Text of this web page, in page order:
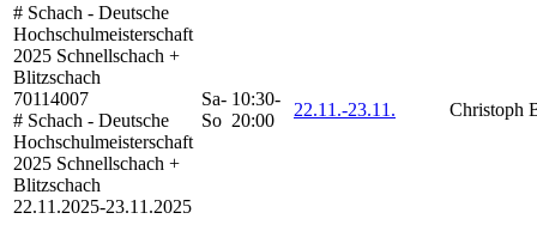
# Schach - Deutsche
Hochschulmeisterschaft
2025 Schnellschach +
Blitzschach
70114007
# Schach - Deutsche
Hochschulmeisterschaft
2025 Schnellschach +
Blitzschach
22.11.2025-23.11.2025
Sa-
So
10:30-
20:00
22.11.-23.11. Christoph